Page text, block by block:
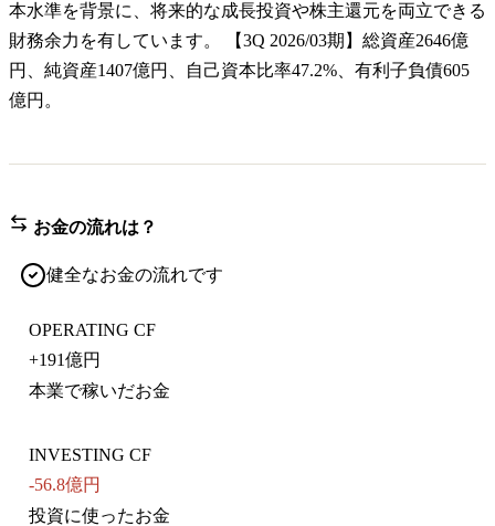
本水準を背景に、将来的な成長投資や株主還元を両立できる
財務余力を有しています。 【3Q 2026/03期】総資産2646億
円、純資産1407億円、自己資本比率47.2%、有利子負債605
億円。
お金の流れは？
健全なお金の流れです
OPERATING CF
+191億円
本業で稼いだお金
INVESTING CF
-56.8億円
投資に使ったお金